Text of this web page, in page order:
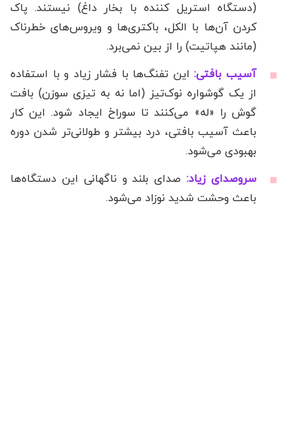
(دستگاه استریل کننده با بخار داغ) نیستند. پاک
کردن آن‌ها با الکل، باکتری‌ها و ویروس‌های خطرناک
(مانند هپاتیت) را از بین نمی‌برد.
آسیب بافتی:این تفنگ‌ها با فشار زیاد و با استفاده
از یک گوشواره نوک‌تیز (اما نه به تیزی سوزن) بافت
گوش را «له» می‌کنند تا سوراخ ایجاد شود. این کار
باعث آسیب بافتی، درد بیشتر و طولانی‌تر شدن دوره
بهبودی می‌شود.
سروصدای زیاد:صدای بلند و ناگهانی این دستگاه‌ها
باعث وحشت شدید نوزاد می‌شود.